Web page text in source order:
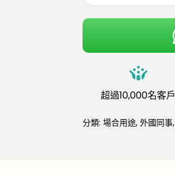
超過10,000名客戶
分類: 場合用途, 外國同事,